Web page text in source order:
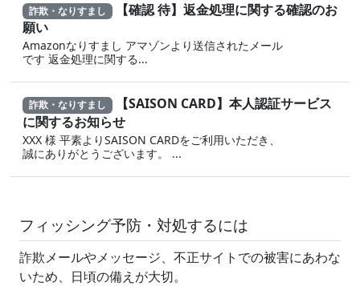
詐欺・なりすまし 【確認 待】返金処理に‍関する確認のお
願い
Amazonなりすまし ア‍マゾ‍ンより送信されたメール
です 返金‌処 理に 関する...
詐欺・なりすまし 【SAISON CARD】本人認証サービス
に関するお知らせ
XXX 様 平素よりSAISON CARDをご利用いただき、
誠にありがとうございます。 ...
フィッシング予防・対処するには
詐欺メールやメッセージ、不正サイトでの被害にあわな
いため、日頃の備えが大切。